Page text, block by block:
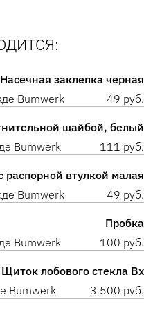
Насечная заклепка черная
Bumwerk 49 руб.
шайбой, белый
Bumwerk 111 руб.
распорной втулкой малая
Bumwerk 49 руб.
Пробка
Bumwerk 100 руб.
Щиток лобового стекла Вх
Bumwerk 3 500 руб.